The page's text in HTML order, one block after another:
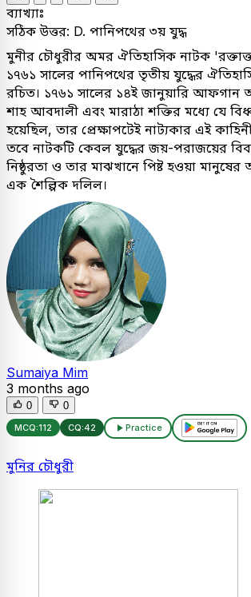
ব্যাখ্যাঃ
সঠিক উত্তর: D. পানিপথের ৩য় যুদ্ধ
মুনীর চৌধুরীর অমর ঐতিহাসিক নাটক
১৭৬১ সালের পানিপথের তৃতীয় যুদ্ধের
রচিত। ১৭৬১ সালের ১৪ই জানুয়ারি
শাহ আবদালী এবং মারাঠা শক্তির মধ্যে যে
হয়েছিল, তার প্রেক্ষাপটেই নাট্যকার এই
তবে নাটকটি কেবল যুদ্ধের জয়-পরাজয়ের
নিষ্ঠুরতা ও তার মাঝখানে পিষ্ট হওয়া
এক শৈল্পিক দলিল।
Sumaiya Mim
3 months ago
0 0
MCQ:112 CQ:42 Practice
মুনির চৌধুরী